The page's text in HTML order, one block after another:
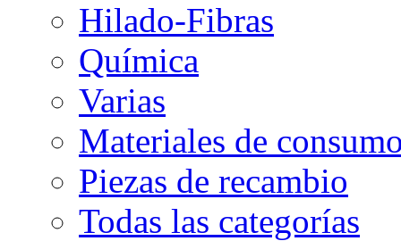
Hilado-Fibras
Química
Varias
Materiales de
Piezas de recambio
Todas las categorías